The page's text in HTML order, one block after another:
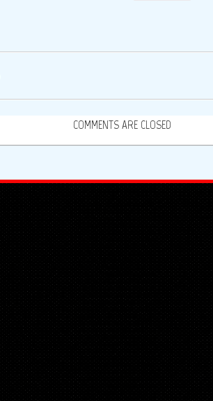
COMMENTS ARE CLOSED